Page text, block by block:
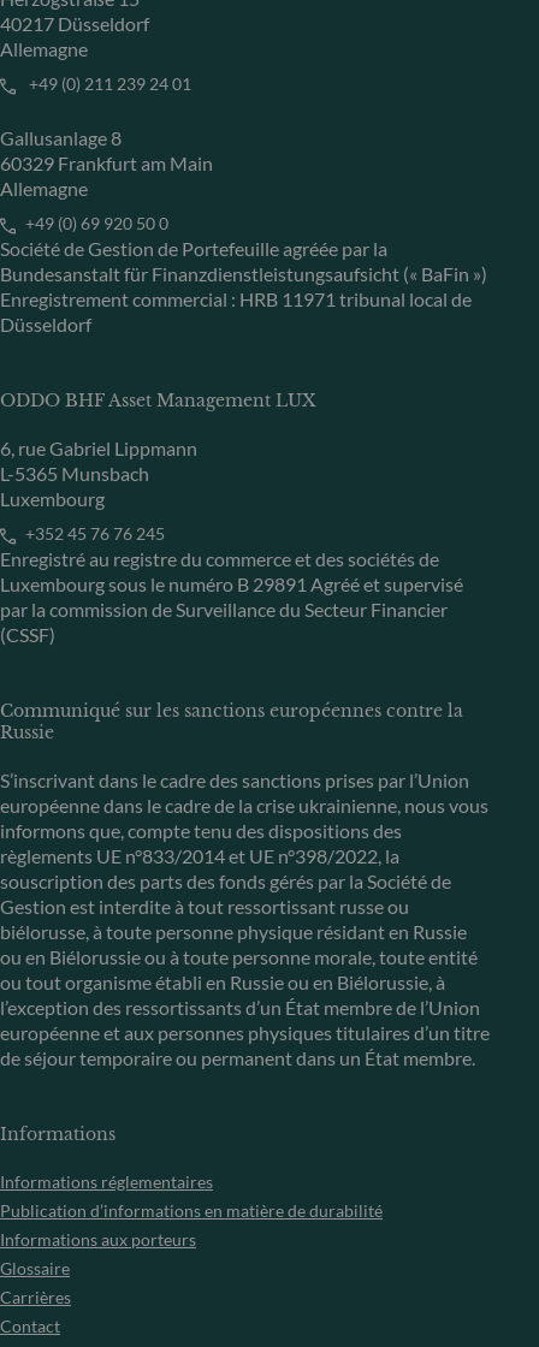
40217 Düsseldorf
Allemagne
+49 (0) 211 239 24 01
Gallusanlage 8
60329 Frankfurt am Main
Allemagne
+49 (0) 69 920 50 0
Société de Gestion de Portefeuille agréée par la
Bundesanstalt für Finanzdienstleistungsaufsicht (« BaFin »)
Enregistrement commercial : HRB 11971 tribunal local de
Düsseldorf
ODDO BHF Asset Management LUX
6, rue Gabriel Lippmann
L-5365 Munsbach
Luxembourg
+352 45 76 76 245
Enregistré au registre du commerce et des sociétés de
Luxembourg sous le numéro B 29891 Agréé et supervisé
par la commission de Surveillance du Secteur Financier
(CSSF)
Communiqué sur les sanctions européennes contre la
Russie
S’inscrivant dans le cadre des sanctions prises par l’Union
européenne dans le cadre de la crise ukrainienne, nous vous
informons que, compte tenu des dispositions des
règlements UE n°833/2014 et UE n°398/2022, la
souscription des parts des fonds gérés par la Société de
Gestion est interdite à tout ressortissant russe ou
biélorusse, à toute personne physique résidant en Russie
ou en Biélorussie ou à toute personne morale, toute entité
ou tout organisme établi en Russie ou en Biélorussie, à
l’exception des ressortissants d’un État membre de l’Union
européenne et aux personnes physiques titulaires d’un titre
de séjour temporaire ou permanent dans un État membre.
Informations
Informations réglementaires
Publication d’informations en matière de durabilité
Informations aux porteurs
Glossaire
Carrières
Contact